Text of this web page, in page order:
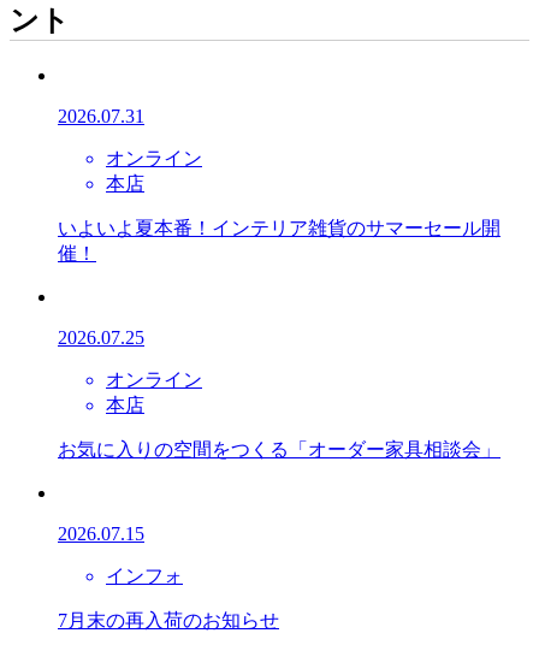
ント
2026.07.31
オンライン
本店
いよいよ夏本番！インテリア雑貨のサマーセール開
催！
2026.07.25
オンライン
本店
お気に入りの空間をつくる「オーダー家具相談会」
2026.07.15
インフォ
7月末の再入荷のお知らせ